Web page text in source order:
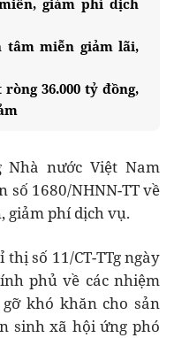
giảm phí dịch
tâm miễn giảm lãi,
36.000 tỷ đồng,
Nhà nước Việt Nam
số 1680/NHNN-TT về
giảm phí dịch vụ.
số 11/CT-TTg ngày
phủ về các nhiệm
khó khăn cho sản
sinh xã hội ứng phó